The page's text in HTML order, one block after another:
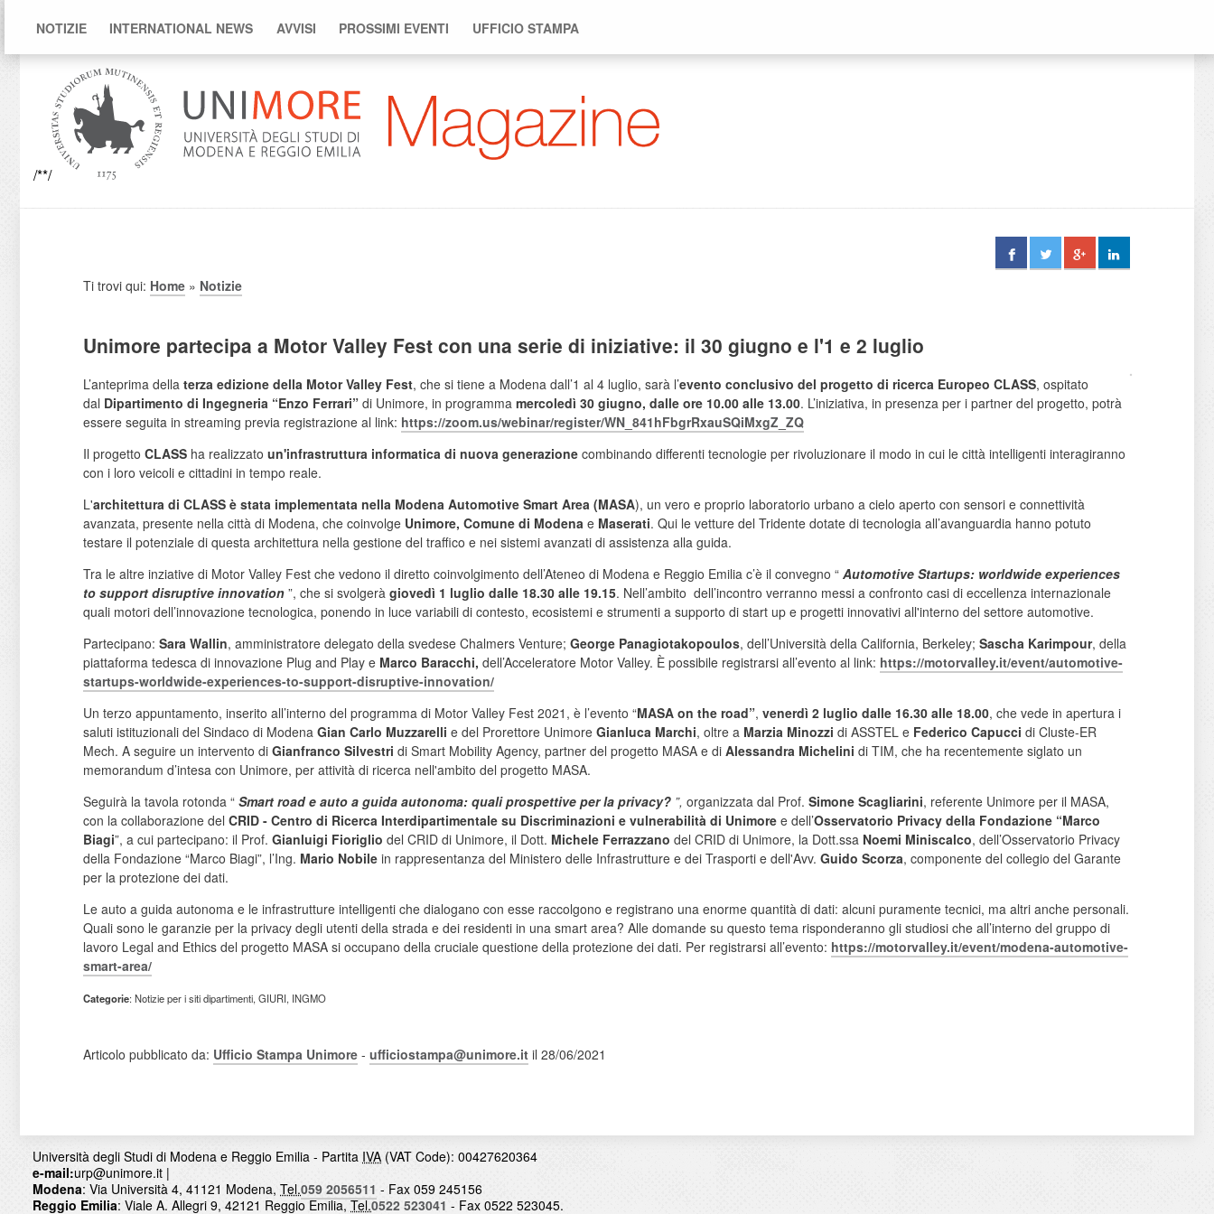
NOTIZIE INTERNATIONAL NEWS AVVISI PROSSIMI EVENTI UFFICIO STAMPA
/**/
Ti trovi qui: Home » Notizie
Unimore partecipa a Motor Valley Fest con una serie di iniziative: il 30 giugno e l'1 e 2 luglio
L’anteprima della terza edizione della Motor Valley Fest, che si tiene a Modena dall’1 al 4 luglio, sarà l’evento conclusivo del progetto di ricerca Europeo CLASS, ospitato
dal Dipartimento di Ingegneria “Enzo Ferrari” di Unimore, in programma mercoledì 30 giugno, dalle ore 10.00 alle 13.00. L’iniziativa, in presenza per i partner del progetto, potrà
essere seguita in streaming previa registrazione al link: https://zoom.us/webinar/register/WN_ 841hFbgrRxauSQiMxgZ_ZQ
Il progetto CLASS ha realizzato un'infrastruttura informatica di nuova generazione combinando differenti tecnologie per rivoluzionare il modo in cui le città intelligenti interagiranno
con i loro veicoli e cittadini in tempo reale.
L'architettura di CLASS è stata implementata nella Modena Automotive Smart Area (MASA), un vero e proprio laboratorio urbano a cielo aperto con sensori e connettività
avanzata, presente nella città di Modena, che coinvolge Unimore, Comune di Modena e Maserati. Qui le vetture del Tridente dotate di tecnologia all’avanguardia hanno potuto
testare il potenziale di questa architettura nella gestione del traffico e nei sistemi avanzati di assistenza alla guida.
Tra le altre inziative di Motor Valley Fest che vedono il diretto coinvolgimento dell’Ateneo di Modena e Reggio Emilia c’è il convegno “ Automotive Startups: worldwide experiences
to support disruptive innovation ”, che si svolgerà giovedì 1 luglio dalle 18.30 alle 19.15. Nell’ambito dell’incontro verranno messi a confronto casi di eccellenza internazionale
quali motori dell’innovazione tecnologica, ponendo in luce variabili di contesto, ecosistemi e strumenti a supporto di start up e progetti innovativi all'interno del settore automotive.
Partecipano: Sara Wallin, amministratore delegato della svedese Chalmers Venture; George Panagiotakopoulos, dell’Università della California, Berkeley; Sascha Karimpour, della
piattaforma tedesca di innovazione Plug and Play e Marco Baracchi, dell’Acceleratore Motor Valley. È possibile registrarsi all’evento al link: https://motorvalley.it/event/automotive-
startups-worldwide-experiences-to-support-disruptive-innovation/
Un terzo appuntamento, inserito all’interno del programma di Motor Valley Fest 2021, è l’evento “MASA on the road”, venerdì 2 luglio dalle 16.30 alle 18.00, che vede in apertura i
saluti istituzionali del Sindaco di Modena Gian Carlo Muzzarelli e del Prorettore Unimore Gianluca Marchi, oltre a Marzia Minozzi di ASSTEL e Federico Capucci di Cluste-ER
Mech. A seguire un intervento di Gianfranco Silvestri di Smart Mobility Agency, partner del progetto MASA e di Alessandra Michelini di TIM, che ha recentemente siglato un
memorandum d’intesa con Unimore, per attività di ricerca nell'ambito del progetto MASA.
Seguirà la tavola rotonda “ Smart road e auto a guida autonoma: quali prospettive per la privacy? ”, organizzata dal Prof. Simone Scagliarini, referente Unimore per il MASA,
con la collaborazione del CRID - Centro di Ricerca Interdipartimentale su Discriminazioni e vulnerabilità di Unimore e dell’Osservatorio Privacy della Fondazione “Marco
Biagi”, a cui partecipano: il Prof. Gianluigi Fioriglio del CRID di Unimore, il Dott. Michele Ferrazzano del CRID di Unimore, la Dott.ssa Noemi Miniscalco, dell’Osservatorio Privacy
della Fondazione “Marco Biagi”, l’Ing. Mario Nobile in rappresentanza del Ministero delle Infrastrutture e dei Trasporti e dell'Avv. Guido Scorza, componente del collegio del Garante
per la protezione dei dati.
Le auto a guida autonoma e le infrastrutture intelligenti che dialogano con esse raccolgono e registrano una enorme quantità di dati: alcuni puramente tecnici, ma altri anche personali.
Quali sono le garanzie per la privacy degli utenti della strada e dei residenti in una smart area? Alle domande su questo tema risponderanno gli studiosi che all’interno del gruppo di
lavoro Legal and Ethics del progetto MASA si occupano della cruciale questione della protezione dei dati. Per registrarsi all’evento: https://motorvalley.it/event/modena-automotive-
smart-area/
Categorie: Notizie per i siti dipartimenti, GIURI, INGMO
Articolo pubblicato da: Ufficio Stampa Unimore - ufficiostampa@unimore.it il 28/06/2021
Università degli Studi di Modena e Reggio Emilia - Partita IVA (VAT Code): 00427620364
e-mail:urp@unimore.it |
Modena: Via Università 4, 41121 Modena, Tel.059 2056511 - Fax 059 245156
Reggio Emilia: Viale A. Allegri 9, 42121 Reggio Emilia,Tel.0522 523041 - Fax 0522 523045.